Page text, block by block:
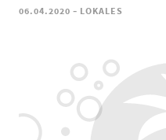
06.04.2020 - LOKALES